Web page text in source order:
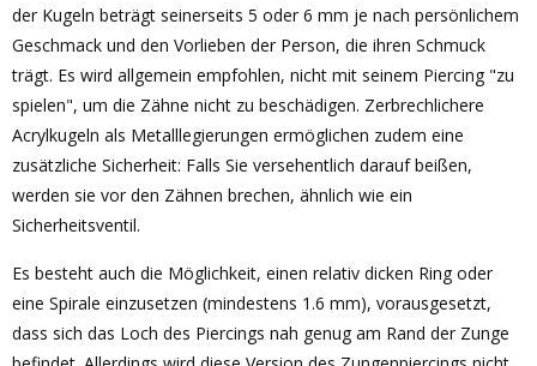
der Kugeln beträgt seinerseits 5 oder 6 mm je nach persönlichem
Geschmack und den Vorlieben der Person, die ihren Schmuck
trägt. Es wird allgemein empfohlen, nicht mit seinem Piercing "zu
spielen", um die Zähne nicht zu beschädigen. Zerbrechlichere
Acrylkugeln als Metalllegierungen ermöglichen zudem eine
zusätzliche Sicherheit: Falls Sie versehentlich darauf beißen,
werden sie vor den Zähnen brechen, ähnlich wie ein
Sicherheitsventil.
Es besteht auch die Möglichkeit, einen relativ dicken Ring oder
eine Spirale einzusetzen (mindestens 1.6 mm), vorausgesetzt,
dass sich das Loch des Piercings nah genug am Rand der Zunge